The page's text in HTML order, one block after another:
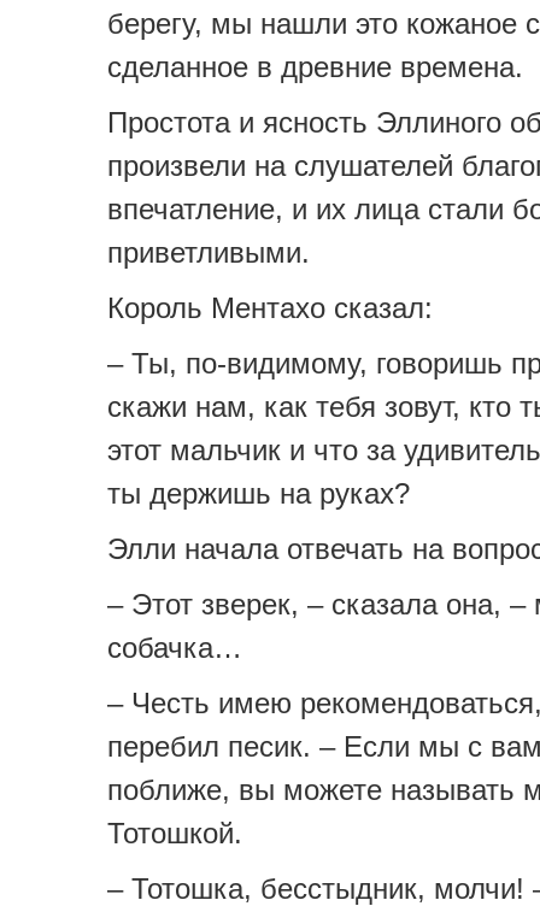
берегу, мы нашли это кожаное
сделанное в древние времена.
Простота и ясность Эллиного
произвели на слушателей
впечатление, и их лица стали
приветливыми.
Король Ментахо сказал:
– Ты, по-видимому, говоришь
скажи нам, как тебя зовут, кто
этот мальчик и что за
ты держишь на руках?
Элли начала отвечать на
– Этот зверек, – сказала она, –
собачка…
– Честь имею
перебил песик. – Если мы с
поближе, вы можете называть
Тотошкой.
– Тотошка, бесстыдник, молчи!